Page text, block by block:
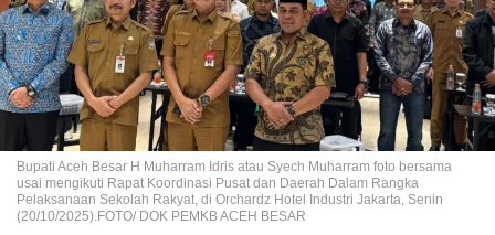
Bupati Aceh Besar H Muharram Idris atau Syech Muharram foto bersama
usai mengikuti Rapat Koordinasi Pusat dan Daerah Dalam Rangka
Pelaksanaan Sekolah Rakyat, di Orchardz Hotel Industri Jakarta, Senin
(20/10/2025).FOTO/ DOK PEMKB ACEH BESAR